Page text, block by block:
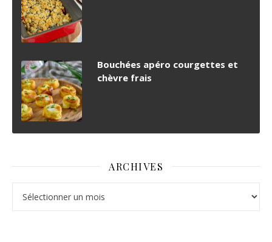
Bouchées apéro courgettes et
chèvre frais
ARCHIVES